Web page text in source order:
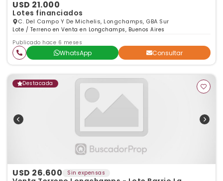
USD 21.000
Lotes financiados
C. Del Campo Y De Michelis, Longchamps, GBA Sur
Lote / Terreno en Venta en Longchamps, Buenos Aires
Publicado hace 6 meses
WhatsApp Consultar
Destacada
USD 26.600 Sin expensas